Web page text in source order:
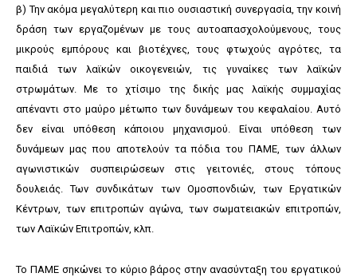
β) Την ακόμα μεγαλύτερη και πιο ουσιαστική συνεργασία, την κοινή
δράση των εργαζομένων με τους αυτοαπασχολούμενους, τους
μικρούς εμπόρους και βιοτέχνες, τους φτωχούς αγρότες, τα
παιδιά των λαϊκών οικογενειών, τις γυναίκες των λαϊκών
στρωμάτων. Με το χτίσιμο της δικής μας λαϊκής συμμαχίας
απέναντι στο μαύρο μέτωπο των δυνάμεων του κεφαλαίου. Αυτό
δεν είναι υπόθεση κάποιου μηχανισμού. Είναι υπόθεση των
δυνάμεων μας που αποτελούν τα πόδια του ΠΑΜΕ, των άλλων
αγωνιστικών συσπειρώσεων στις γειτονιές, στους τόπους
δουλειάς. Των συνδικάτων των Ομοσπονδιών, των Εργατικών
Κέντρων, των επιτροπών αγώνα, των σωματειακών επιτροπών,
των Λαϊκών Επιτροπών, κλπ.
Το ΠΑΜΕ σηκώνει το κύριο βάρος στην ανασύνταξη του εργατικού